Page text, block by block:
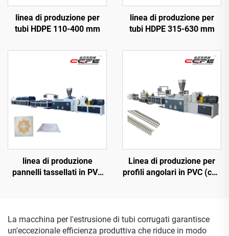
linea di produzione per
tubi HDPE 110-400 mm
linea di produzione per
tubi HDPE 315-630 mm
linea di produzione
pannelli tassellati in PVC
Linea di produzione per
profili angolari in PVC (con
La macchina per l'estrusione di tubi corrugati garantisce
un'eccezionale efficienza produttiva che riduce in modo